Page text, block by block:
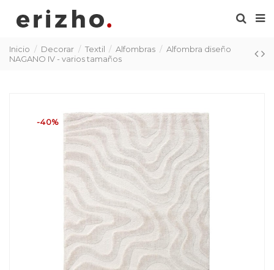
Inicio Decorar Textil Alfombras
Alfombra diseño
NAGANO IV - varios tamaños
-40%